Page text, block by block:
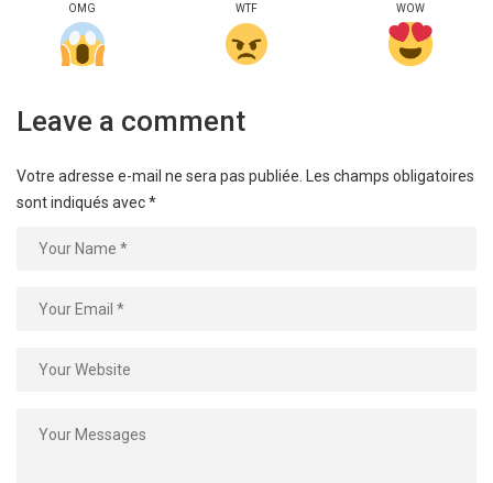
OMG WTF WOW
Leave a comment
Votre adresse e-mail ne sera pas publiée. Les champs obligatoires
sont indiqués avec*